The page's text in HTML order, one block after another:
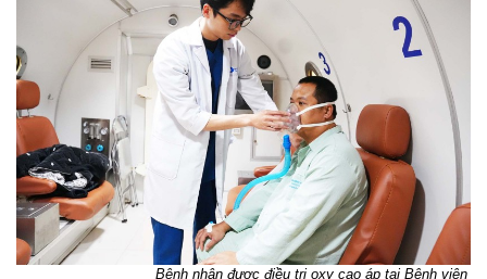
Bệnh nhân được điều trị oxy cao áp tại Bệnh viện